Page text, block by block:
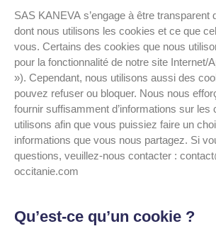
SAS KANEVA s’engage à être transparent
dont nous utilisons les cookies et ce que
vous. Certains des cookies que nous
pour la fonctionnalité de notre site Internet/
»). Cependant, nous utilisons aussi des
pouvez refuser ou bloquer. Nous nous
fournir suffisamment d’informations sur les
utilisons afin que vous puissiez faire un
informations que vous nous partagez. Si
questions, veuillez-nous contacter :
occitanie.com
Qu’est-ce qu’un cookie ?